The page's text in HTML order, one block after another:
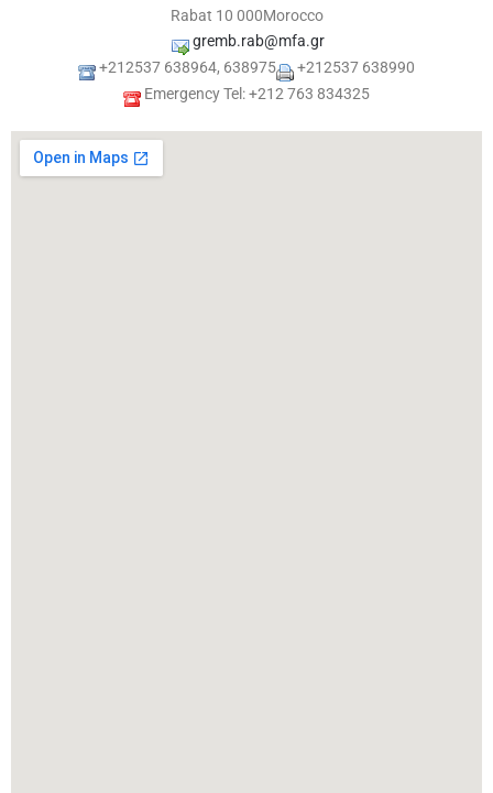
Rabat 10 000Morocco
gremb.rab@mfa.gr
+212537 638964, 638975
+212537 638990
Emergency Tel: +212 763 834325